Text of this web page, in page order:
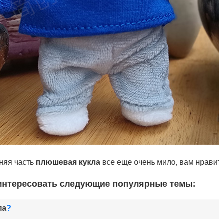
часть плюшевая кукла все еще очень мило, вам
следующие популярные темы:
?